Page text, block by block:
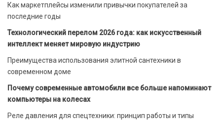
Как маркетплейсы изменили привычки покупателей за
последние годы
Технологический перелом 2026 года: как искусственный
интеллект меняет мировую индустрию
Преимущества использования элитной сантехники в
современном доме
Почему современные автомобили все больше напоминают
компьютеры на колесах
Реле давления для спецтехники: принцип работы и типы